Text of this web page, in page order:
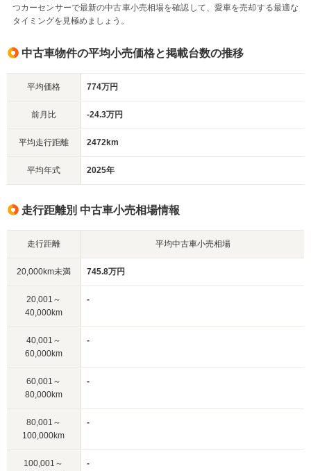
つカーセンサーで最新の中古車小売相場を確認して、愛車を売却する最適な
タイミングを見極めましょう。
中古車物件の平均小売価格と掲載台数の推移
平均価格 774万円
前月比 -24.3万円
平均走行距離 2472km
平均年式 2025年
走行距離別 中古車小売相場情報
走行距離 平均中古車小売相場
20,000km未満 745.8万円
20,001～
40,000km
-
40,001～
60,000km
-
60,001～
80,000km
-
80,001～
100,000km
-
100,001～
-